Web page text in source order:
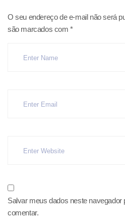
O seu endereço de e-mail não será
são marcados com*
Salvar meus dados neste
comentar.